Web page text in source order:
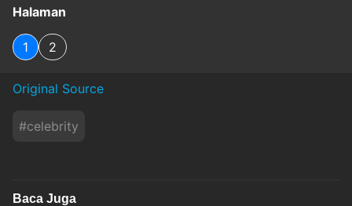
Halaman
1 2
Original Source
#celebrity
Baca Juga